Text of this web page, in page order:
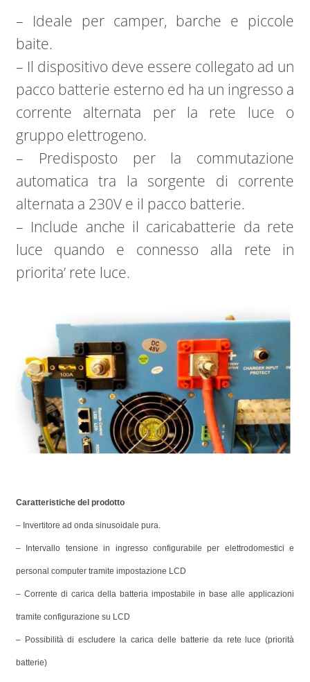
– Ideale per camper, barche e piccole
baite.
– Il dispositivo deve essere collegato ad un
pacco batterie esterno ed ha un ingresso a
corrente alternata per la rete luce o
gruppo elettrogeno.
– Predisposto per la commutazione
automatica tra la sorgente di corrente
alternata a 230V e il pacco batterie.
– Include anche il caricabatterie da rete
luce quando e connesso alla rete in
priorita’ rete luce.
Caratteristiche del prodotto
– Invertitore ad onda sinusoidale pura.
– Intervallo tensione in ingresso configurabile per elettrodomestici e
personal computer tramite impostazione LCD
– Corrente di carica della batteria impostabile in base alle applicazioni
tramite configurazione su LCD
– Possibilità di escludere la carica delle batterie da rete luce (priorità
batterie)